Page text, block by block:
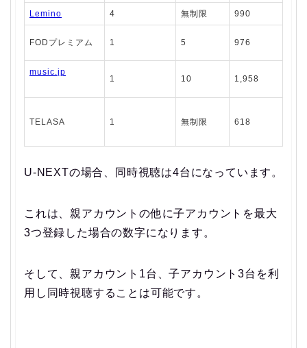
Lemino 4 無制限 990
FODプレミアム 1 5 976
music.jp
1 10 1,958
TELASA 1 無制限 618
U-NEXTの場合、同時視聴は4台になっています。
これは、親アカウントの他に子アカウントを最大
3つ登録した場合の数字になります。
そして、親アカウント1台、子アカウント3台を利
用し同時視聴することは可能です。